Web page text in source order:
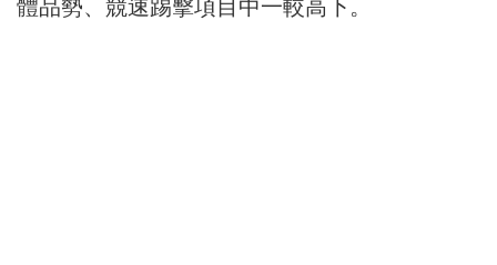
體品勢、競速踢擊項目中一較高下。